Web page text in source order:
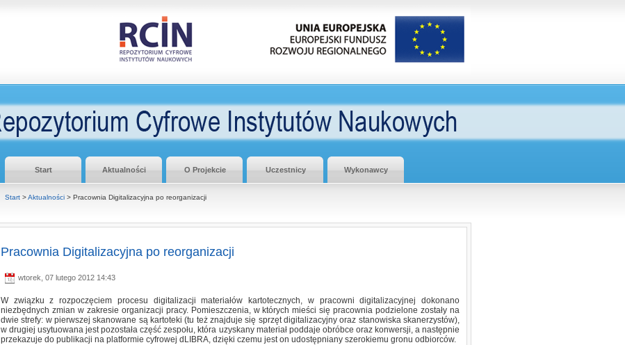
Start Aktualności O Projekcie Uczestnicy Wykonawcy
Start >Aktualności > Pracownia Digitalizacyjna po reorganizacji
Pracownia Digitalizacyjna po reorganizacji
wtorek, 07 lutego 2012 14:43
W związku z rozpoczęciem procesu digitalizacji materiałów kartotecznych, w pracowni digitalizacyjnej dokonano
niezbędnych zmian w zakresie organizacji pracy. Pomieszczenia, w których mieści się pracownia podzielone zostały na
dwie strefy: w pierwszej skanowane są kartoteki (tu też znajduje się sprzęt digitalizacyjny oraz stanowiska skanerzystów),
w drugiej usytuowana jest pozostała część zespołu, która uzyskany materiał poddaje obróbce oraz konwersji, a następnie
przekazuje do publikacji na platformie cyfrowej dLIBRA, dzięki czemu jest on udostępniany szerokiemu gronu odbiorców.